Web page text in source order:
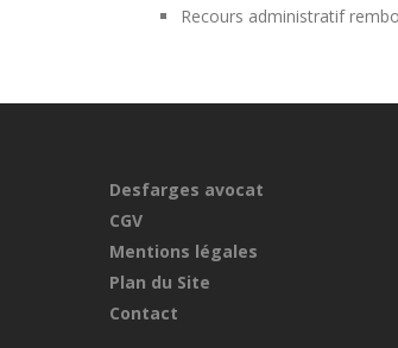
Recours administratif
Desfarges avocat
CGV
Mentions légales
Plan du Site
Contact